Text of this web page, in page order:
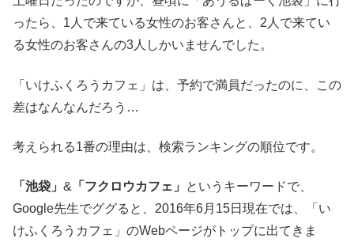
ったら、1人で来ている女性のお客さんと、2人で来てい
る女性のお客さんの3人しかいませんでした。
「いけふくろうカフェ」は、予約で満員だったのに、この
差はなんなんだろう…
考えられる1番の理由は、検索ランキングの順位です。
「池袋」 & 「フクロウカフェ」
というキーワードで、
Google先生でググると、2016年6月15日現在では、「い
けふくろうカフェ」のWebページがトップに出てきま